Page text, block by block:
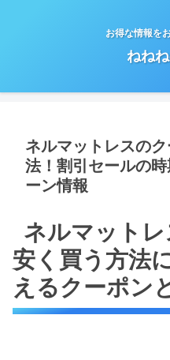
お得な情報を
ねね
ネルマットレスの
法！割引セールの
ーン情報
ネルマット
安く買う方法
えるクーポン